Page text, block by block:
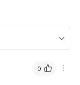
0